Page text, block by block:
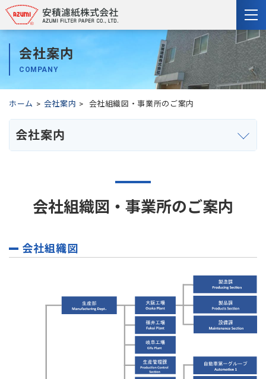
会社案内
COMPANY
ホーム 会社案内 会社組織図・事業所のご案内
会社案内
会社組織図・事業所のご案内
会社組織図